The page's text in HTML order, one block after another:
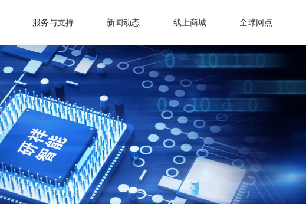
服务与支持 新闻动态 线上商城 全球网点